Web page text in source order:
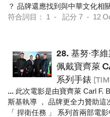
？ 品牌還應找到與中華文化相
符合詞目： 1 - 記分 7 - 12
28. 基努∙李
佩戴寶齊萊
系列手錶
... 此次電影是由寶齊萊 Carl F.
斯基執導 ， 品牌更全力贊助這
「 捍衛任務 」 系列首兩部電